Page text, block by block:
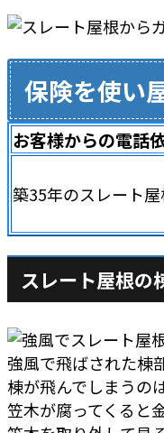
保険を使い
お客様からの電話依
築35年のスレート
スレート屋根の
強風で飛ばされた棟
棟が飛んでしまうの
笠木が腐ってくると